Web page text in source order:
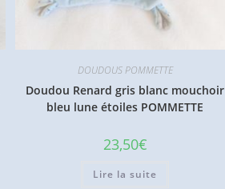
DOUDOUS POMMETTE
Doudou Renard gris blanc mouchoir
bleu lune étoiles POMMETTE
23,50€
Lire la suite